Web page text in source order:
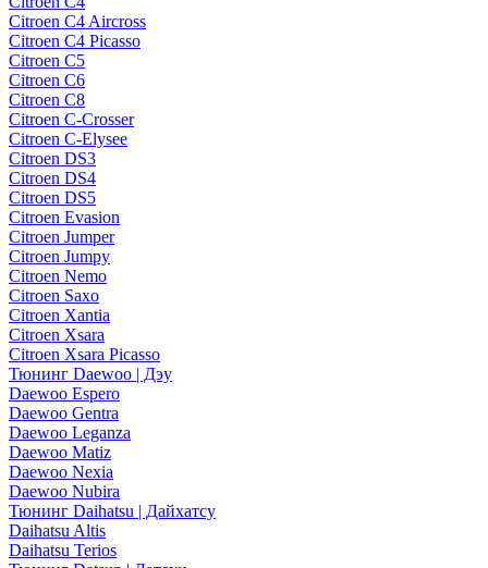
Citroen C4 Aircross
Citroen C4 Picasso
Citroen C5
Citroen C6
Citroen C8
Citroen C-Crosser
Citroen C-Elysee
Citroen DS3
Citroen DS4
Citroen DS5
Citroen Evasion
Citroen Jumper
Citroen Jumpy
Citroen Nemo
Citroen Saxo
Citroen Xantia
Citroen Xsara
Citroen Xsara Picasso
Тюнинг Daewoo | Дэу
Daewoo Espero
Daewoo Gentra
Daewoo Leganza
Daewoo Matiz
Daewoo Nexia
Daewoo Nubira
Тюнинг Daihatsu | Дайхатсу
Daihatsu Altis
Daihatsu Terios